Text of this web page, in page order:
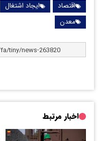
اقتصاد ایجاد اشتغال
معدن
اخبار مرتبط